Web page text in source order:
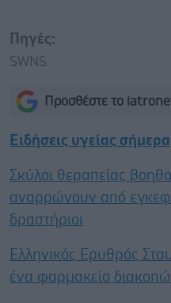
Πηγές:
SWNS.
Προσθέστε το
Ειδήσεις υγείας σήμερα
Σκύλοι θεραπείας
αναρρώνουν από
δραστήριοι
Ελληνικός Ερυθρός
ένα φαρμακείο